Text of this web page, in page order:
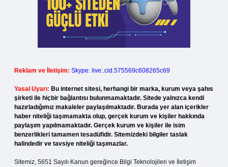
Reklam ve İletişim: Skype: live:.cid.575569c608265c69
Yasal Uyarı: Bu internet sitesi, herhangi bir marka, kurum veya şahıs
şirketi ile hiçbir bağlantısı bulunmamaktadır. Sitede yalnızca kendi
hazırladığımız makaleler paylaşılmaktadır. Burada yer alan içerikler
haber niteliği taşımamakta olup, gerçek kurum ve kişiler hakkında
paylaşım yapılmamaktadır. Gerçek kurum ve kişiler ile isim
benzerlikleri tamamen tesadüfidir. Sitemizdeki bilgiler taslak
halindedir ve tavsiye niteliği taşımazlar.
Sitemiz, 5651 Sayılı Kanun gereğince Bilgi Teknolojileri ve İletişim